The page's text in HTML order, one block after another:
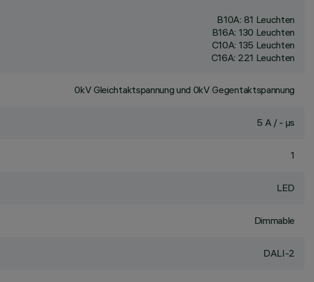
B10A: 81 Leuchten
B16A: 130 Leuchten
C10A: 135 Leuchten
C16A: 221 Leuchten
0kV Gleichtaktspannung und 0kV Gegentaktspannung
5 A / - µs
1
LED
Dimmable
DALI-2